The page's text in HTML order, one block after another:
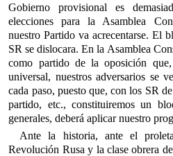
Gobierno provisional es
elecciones para la Asamblea
nuestro Partido va acrecentarse. El
SR se dislocara. En la Asamblea
como partido de la oposición
universal, nuestros adversarios se
cada paso, puesto que, con los SR
partido, etc., constituiremos un
generales, deberá aplicar nuestro
Ante la historia, ante el
Revolución Rusa y la clase obrera